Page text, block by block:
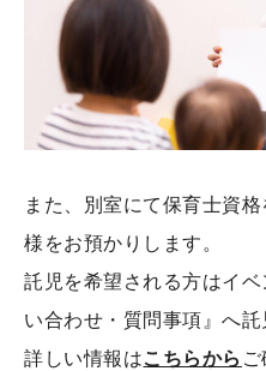
また、別室にて保育士資
様をお預かりします。
託児を希望される方はイ
い合わせ・質問事項』へ託
詳しい情報はこちらから ご